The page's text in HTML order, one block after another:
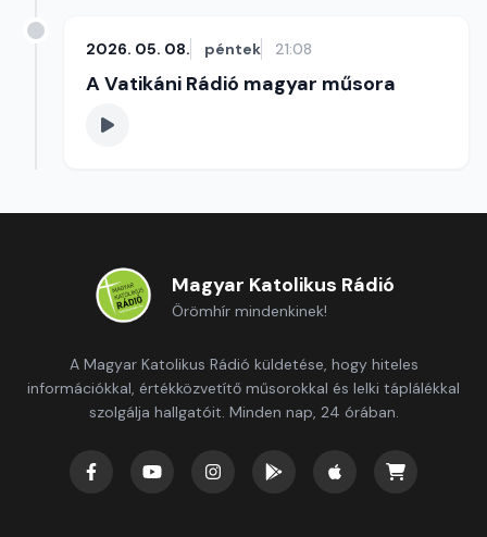
2026. 05. 08. péntek 21:08
A Vatikáni Rádió magyar műsora
Magyar Katolikus Rádió
Örömhír mindenkinek!
A Magyar Katolikus Rádió küldetése, hogy hiteles
információkkal, értékközvetítő műsorokkal és lelki táplálékkal
szolgálja hallgatóit. Minden nap, 24 órában.